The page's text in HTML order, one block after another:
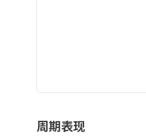
周期表现